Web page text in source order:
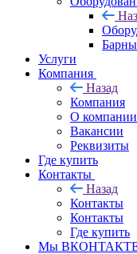
Услуги
Компания
Назад
Компания
О компании
Вакансии
Реквизиты
Где купить
Контакты
Назад
Контакты
Контакты
Где купить
Мы